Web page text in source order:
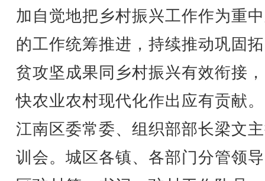
加自觉地把乡村振兴工作作为重
的工作统筹推进，持续推动巩固
贫攻坚成果同乡村振兴有效衔接
快农业农村现代化作出应有贡献
江南区委常委、组织部部长梁文
训会。城区各镇、各部门分管领